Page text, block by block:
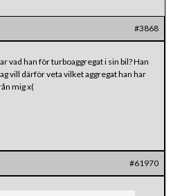
#3868
vad han för turboaggregat i sin bil? Han
vill därför veta vilket aggregat han har
mig x(
#61970